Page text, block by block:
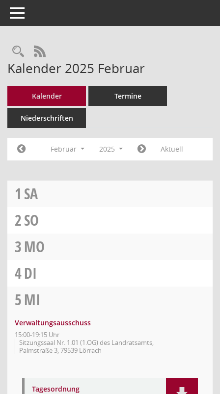
Toggle navigation
Rechercheauswahl
RSS-Feed
Kalender 2025 Februar
Kalender Termine
Niederschriften
Februar 2025 Aktuell
1 SA
2SO
3MO
4DI
5MI
Verwaltungsausschuss
15:00-19:15 Uhr
Sitzungssaal Nr. 1.01 (1.OG) des Landratsamts,
Palmstraße 3, 79539 Lörrach
Tagesordnung